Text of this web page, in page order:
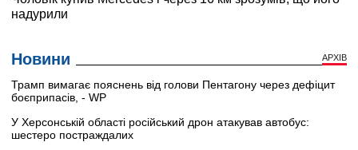
Новини АРХІВ
Трамп вимагає пояснень від голови Пентагону через дефіцит
боєприпасів, - WP
У Херсонській області російський дрон атакував автобус:
шестеро постраждалих